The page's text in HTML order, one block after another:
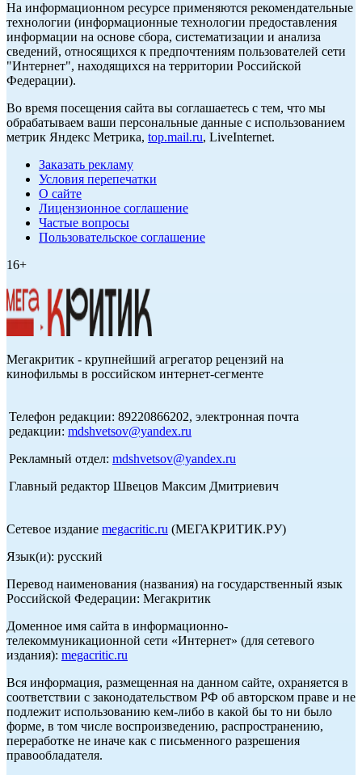
На информационном ресурсе применяются рекомендательные
технологии (информационные технологии предоставления
информации на основе сбора, систематизации и анализа
сведений, относящихся к предпочтениям пользователей сети
"Интернет", находящихся на территории Российской
Федерации).
Во время посещения сайта вы соглашаетесь с тем, что мы
обрабатываем ваши персональные данные с использованием
метрик Яндекс Метрика, top.mail.ru, LiveInternet.
Заказать рекламу
Условия перепечатки
О сайте
Лицензионное соглашение
Частые вопросы
Пользовательское соглашение
16+
Мегакритик - крупнейший агрегатор рецензий на
кинофильмы в российском интернет-сегменте
Телефон редакции: 89220866202, электронная почта
редакции: mdshvetsov@yandex.ru
Рекламный отдел: mdshvetsov@yandex.ru
Главный редактор Швецов Максим Дмитриевич
Сетевое издание megacritic.ru (МЕГАКРИТИК.РУ)
Язык(и): русский
Перевод наименования (названия) на государственный язык
Российской Федерации: Мегакритик
Доменное имя сайта в информационно-
телекоммуникационной сети «Интернет» (для сетевого
издания): megacritic.ru
Вся информация, размещенная на данном сайте, охраняется в
соответствии с законодательством РФ об авторском праве и не
подлежит использованию кем-либо в какой бы то ни было
форме, в том числе воспроизведению, распространению,
переработке не иначе как с письменного разрешения
правообладателя.